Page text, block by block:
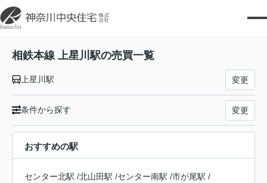
相鉄本線 上星川駅の売買一覧
上星川駅 変更
条件から探す 変更
おすすめの駅
センター北駅 /北山田駅 /センター南駅 /市が尾駅 /